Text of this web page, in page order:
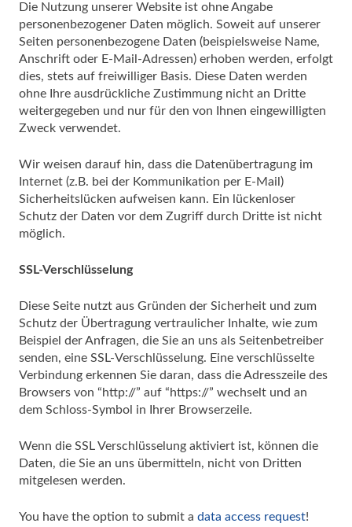
Die Nutzung unserer Website ist ohne Angabe
personenbezogener Daten möglich. Soweit auf unserer
Seiten personenbezogene Daten (beispielsweise Name,
Anschrift oder E-Mail-Adressen) erhoben werden, erfolgt
dies, stets auf freiwilliger Basis. Diese Daten werden
ohne Ihre ausdrückliche Zustimmung nicht an Dritte
weitergegeben und nur für den von Ihnen eingewilligten
Zweck verwendet.
Wir weisen darauf hin, dass die Datenübertragung im
Internet (z.B. bei der Kommunikation per E-Mail)
Sicherheitslücken aufweisen kann. Ein lückenloser
Schutz der Daten vor dem Zugriff durch Dritte ist nicht
möglich.
SSL-Verschlüsselung
Diese Seite nutzt aus Gründen der Sicherheit und zum
Schutz der Übertragung vertraulicher Inhalte, wie zum
Beispiel der Anfragen, die Sie an uns als Seitenbetreiber
senden, eine SSL-Verschlüsselung. Eine verschlüsselte
Verbindung erkennen Sie daran, dass die Adresszeile des
Browsers von “http://” auf “https://” wechselt und an
dem Schloss-Symbol in Ihrer Browserzeile.
Wenn die SSL Verschlüsselung aktiviert ist, können die
Daten, die Sie an uns übermitteln, nicht von Dritten
mitgelesen werden.
You have the option to submit a data access request!